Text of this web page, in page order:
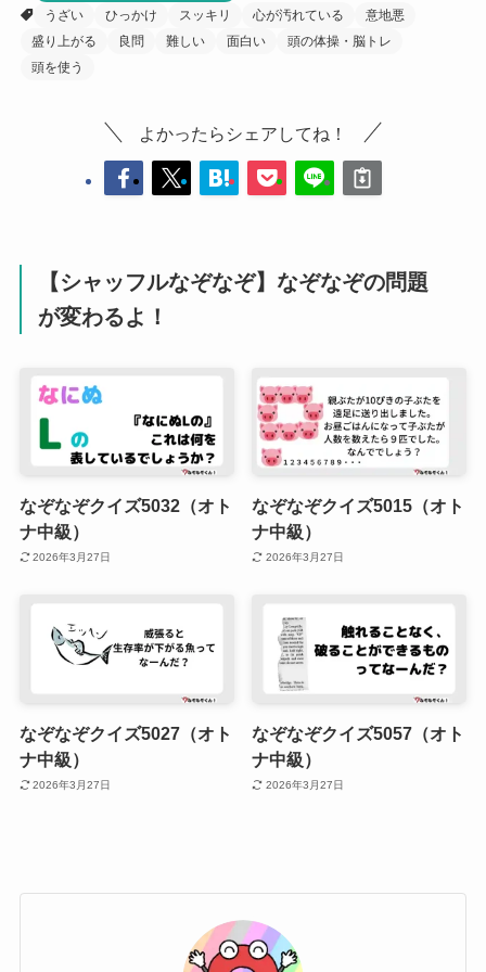
うざい
ひっかけ スッキリ 心が汚れている
意地悪
盛り上がる
良問 難しい 面白い
頭の体操・脳トレ
頭を使う
よかったらシェアしてね！
【シャッフルなぞなぞ】なぞなぞの問題
が変わるよ！
なぞなぞクイズ5032（オト
ナ中級）
2026年3月27日
なぞなぞクイズ5015（オト
ナ中級）
2026年3月27日
なぞなぞクイズ5027（オト
ナ中級）
2026年3月27日
なぞなぞクイズ5057（オト
ナ中級）
2026年3月27日